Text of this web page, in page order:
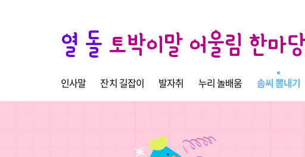
열 돌 토박이말 어울림 한마
인사말 잔치 길잡이 발자취 누리 놀배움 솜씨 뽐내기